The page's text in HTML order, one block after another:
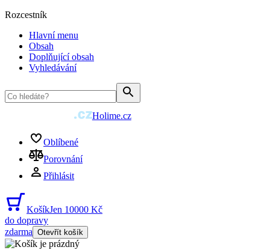
Rozcestník
Hlavní menu
Obsah
Doplňující obsah
Vyhledávání
Holime.cz
Oblíbené
Porovnání
Přihlásit
KošíkJen 10000 Kč
do dopravy
zdarma Otevřít košík